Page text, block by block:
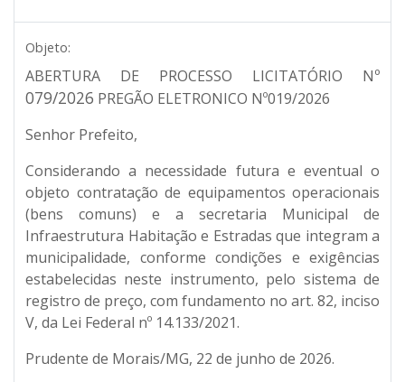
Objeto:
ABERTURA DE PROCESSO LICITATÓRIO Nº
079/2026 PREGÃO ELETRONICO Nº019/2026
Senhor Prefeito,
Considerando a necessidade futura e eventual o
objeto contratação de equipamentos operacionais
(bens comuns) e a secretaria Municipal de
Infraestrutura Habitação e Estradas que integram a
municipalidade, conforme condições e exigências
estabelecidas neste instrumento, pelo sistema de
registro de preço, com fundamento no art. 82, inciso
V, da Lei Federal nº 14.133/2021.
Prudente de Morais/MG, 22 de junho de 2026.